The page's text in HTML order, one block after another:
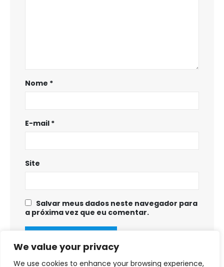
We value your privacy
We use cookies to enhance your browsing experience,
Nome *
E-mail *
Site
Salvar meus dados neste navegador para
a próxima vez que eu comentar.